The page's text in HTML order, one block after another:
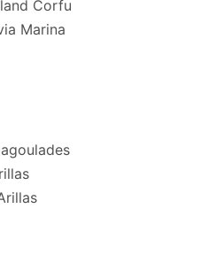
Corfu
Marina